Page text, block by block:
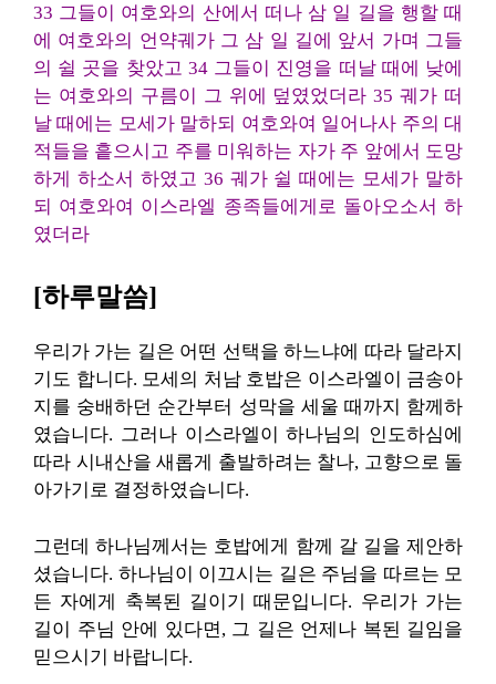
33 그들이 여호와의 산에서 떠나 삼 일 길을 행할 때
에 여호와의 언약궤가 그 삼 일 길에 앞서 가며 그들
의 쉴 곳을 찾았고 34 그들이 진영을 떠날 때에 낮에
는 여호와의 구름이 그 위에 덮였었더라 35 궤가 떠
날 때에는 모세가 말하되 여호와여 일어나사 주의 대
적들을 흩으시고 주를 미워하는 자가 주 앞에서 도망
하게 하소서 하였고 36 궤가 쉴 때에는 모세가 말하
되 여호와여 이스라엘 종족들에게로 돌아오소서 하
였더라
[하루말씀]
우리가 가는 길은 어떤 선택을 하느냐에 따라 달라지
기도 합니다. 모세의 처남 호밥은 이스라엘이 금송아
지를 숭배하던 순간부터 성막을 세울 때까지 함께하
였습니다. 그러나 이스라엘이 하나님의 인도하심에
따라 시내산을 새롭게 출발하려는 찰나, 고향으로 돌
아가기로 결정하였습니다.
그런데 하나님께서는 호밥에게 함께 갈 길을 제안하
셨습니다. 하나님이 이끄시는 길은 주님을 따르는 모
든 자에게 축복된 길이기 때문입니다. 우리가 가는
길이 주님 안에 있다면, 그 길은 언제나 복된 길임을
믿으시기 바랍니다.